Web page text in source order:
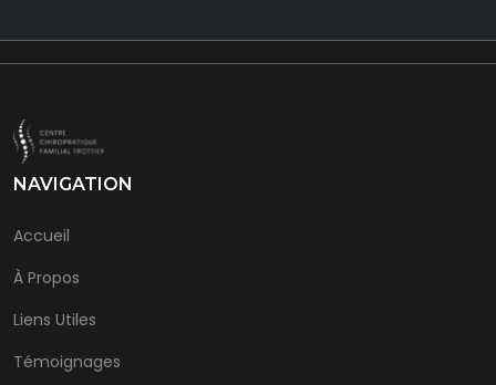
NAVIGATION
Accueil
À Propos
Liens Utiles
Témoignages